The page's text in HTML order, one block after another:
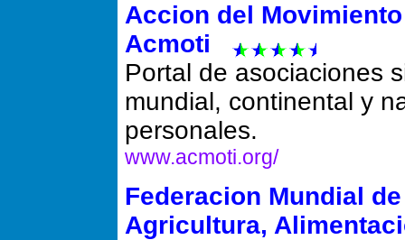
Accion del
Acmoti
Portal de asociaciones
mundial, continental y
personales.
www.acmoti.org/
Federacion Mundial
Agricultura,